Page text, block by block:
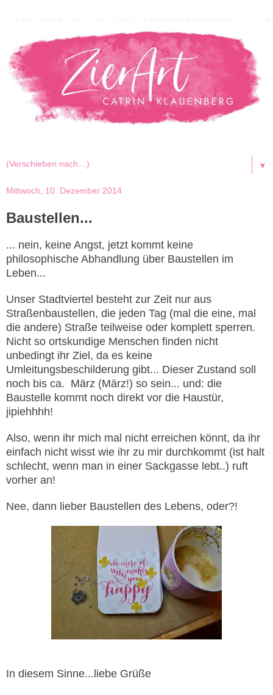
▼
Mittwoch, 10. Dezember 2014
Baustellen...
... nein, keine Angst, jetzt kommt keine
philosophische Abhandlung über Baustellen im
Leben...
Unser Stadtviertel besteht zur Zeit nur aus
Straßenbaustellen, die jeden Tag (mal die eine, mal
die andere) Straße teilweise oder komplett sperren.
Nicht so ortskundige Menschen finden nicht
unbedingt ihr Ziel, da es keine
Umleitungsbeschilderung gibt... Dieser Zustand soll
noch bis ca. März (März!) so sein... und: die
Baustelle kommt noch direkt vor die Haustür,
jipiehhhh!
Also, wenn ihr mich mal nicht erreichen könnt, da ihr
einfach nicht wisst wie ihr zu mir durchkommt (ist halt
schlecht, wenn man in einer Sackgasse lebt..) ruft
vorher an!
Nee, dann lieber Baustellen des Lebens, oder?!
In diesem Sinne...liebe Grüße